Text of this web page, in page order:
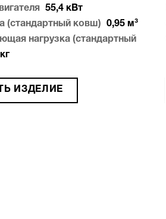
55,4 кВт
(стандартный ковш)
0,95 м³
нагрузка (стандартный
кг
ИЗДЕЛИЕ